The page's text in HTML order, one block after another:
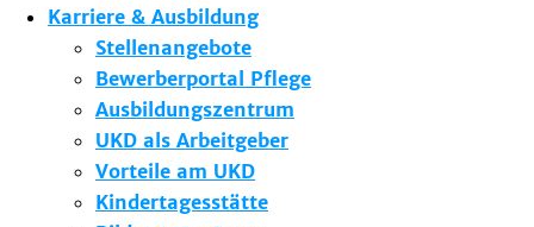
Karriere & Ausbildung
Stellenangebote
Bewerberportal Pflege
Ausbildungszentrum
UKD als Arbeitgeber
Vorteile am UKD
Kindertagesstätte